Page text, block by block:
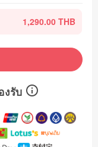
1,290.00 THB
งรับ